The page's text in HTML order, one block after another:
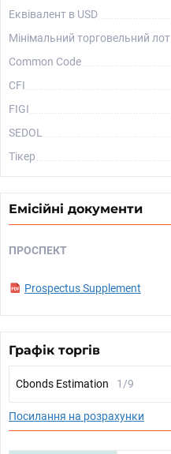
Еквівалент в USD
Мінімальний торговельний лот
Common Code
CFI
FIGI
SEDOL
Тікер
Емісійні документи
ПРОСПЕКТ
Prospectus Supplement
Графік торгів
Cbonds Estimation 1/9
Посилання на розрахунки